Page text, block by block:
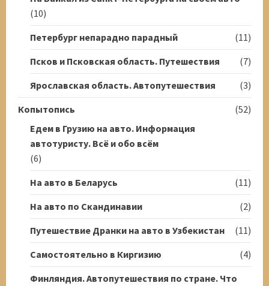
(10)
Петербург непарадно парадный
(11)
Псков и Псковская область. Путешествия
(7)
Ярославская область. Автопутешествия
(3)
Копытопись
(52)
Едем в Грузию на авто. Информация
автотуристу. Всё и обо всём
(6)
На авто в Беларусь
(11)
На авто по Скандинавии
(2)
Путешествие Дранки на авто в Узбекистан
(11)
Самостоятельно в Киргизию
(4)
Финляндия. Автопутешествия по стране. Что